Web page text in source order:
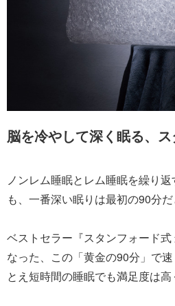
脳を冷やして深く眠る、
ノンレム睡眠とレム睡眠を繰り
も、一番深い眠りは最初の90分だ
ベストセラー『スタンフォード
なった、この「黄金の90分」で
とえ短時間の睡眠でも満足度は高